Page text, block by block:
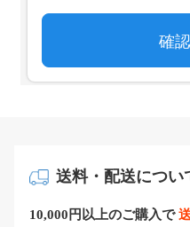
送料・配送につい
10,000円以上のご購入で